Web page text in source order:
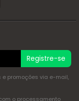
Registre-se
promoções via e-mail,
o processamento